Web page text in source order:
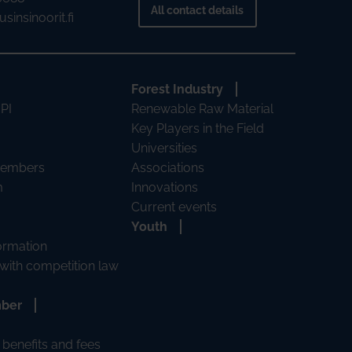
All contact details
competition law
Forest Industry
Renewable Raw Material
Key Players in the Field
Universities
Associations
Innovations
Current events
Youth
and fees